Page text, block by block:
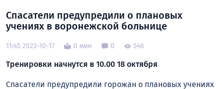
Спасатели предупредили о плановых
учениях в воронежской больнице
11:45 2023-10-17 0 мин 0 546
Тренировки начнутся в 10.00 18 октября
Спасатели предупредили горожан о плановых учениях